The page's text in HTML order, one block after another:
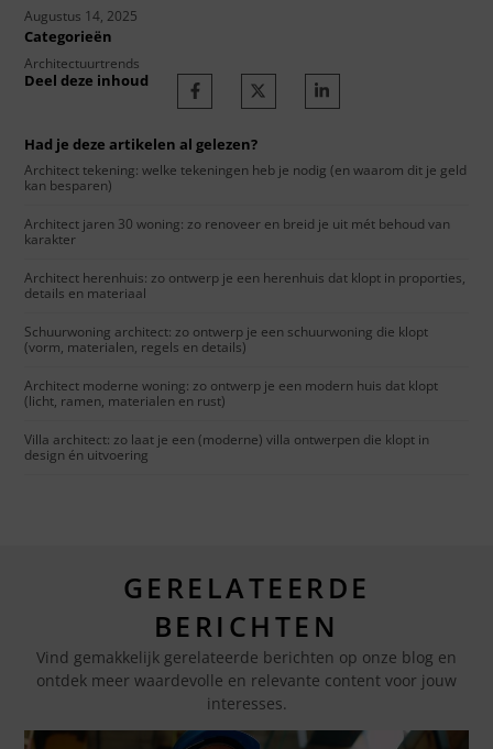
Augustus 14, 2025
Categorieën
Architectuurtrends
Deel deze inhoud
Had je deze artikelen al gelezen?
Architect tekening: welke tekeningen heb je nodig (en waarom dit je geld
kan besparen)
Architect jaren 30 woning: zo renoveer en breid je uit mét behoud van
karakter
Architect herenhuis: zo ontwerp je een herenhuis dat klopt in proporties,
details en materiaal
Schuurwoning architect: zo ontwerp je een schuurwoning die klopt
(vorm, materialen, regels en details)
Architect moderne woning: zo ontwerp je een modern huis dat klopt
(licht, ramen, materialen en rust)
Villa architect: zo laat je een (moderne) villa ontwerpen die klopt in
design én uitvoering
GERELATEERDE
BERICHTEN
Vind gemakkelijk gerelateerde berichten op onze blog en
ontdek meer waardevolle en relevante content voor jouw
interesses.